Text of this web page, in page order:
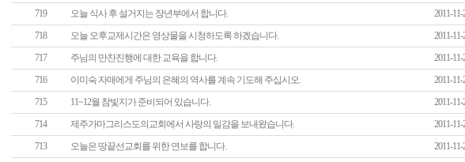
719
오늘 식사 후 설거지는 장년부에서 합니다.
2011-11-
718
오늘 오후교제시간은 영상물을 시청하도록 하겠습니다.
2011-11-
717
주님의 만찬진행에 대한 교육을 합니다.
2011-11-
716
이미숙 자매에게 주님의 은혜의 역사를 계속 기도해 주십시오.
2011-11-
715
11~12월 참빛지가 준비되어 있습니다.
2011-11-
714
제주가마그리스도의교회에서 사랑의 밀감을 보내왔습니다.
2011-11-
713
오늘은 땅끝선교회를 위한 연보를 합니다.
2011-11-